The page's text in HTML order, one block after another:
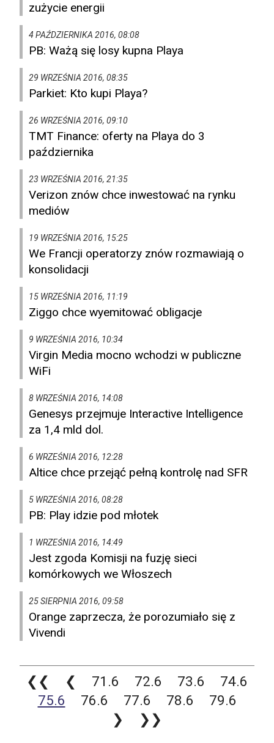
zużycie energii
4 PAŹDZIERNIKA 2016, 08:08
PB: Ważą się losy kupna Playa
29 WRZEŚNIA 2016, 08:35
Parkiet: Kto kupi Playa?
26 WRZEŚNIA 2016, 09:10
TMT Finance: oferty na Playa do 3
października
23 WRZEŚNIA 2016, 21:35
Verizon znów chce inwestować na rynku
mediów
19 WRZEŚNIA 2016, 15:25
We Francji operatorzy znów rozmawiają o
konsolidacji
15 WRZEŚNIA 2016, 11:19
Ziggo chce wyemitować obligacje
9 WRZEŚNIA 2016, 10:34
Virgin Media mocno wchodzi w publiczne
WiFi
8 WRZEŚNIA 2016, 14:08
Genesys przejmuje Interactive Intelligence
za 1,4 mld dol.
6 WRZEŚNIA 2016, 12:28
Altice chce przejąć pełną kontrolę nad SFR
5 WRZEŚNIA 2016, 08:28
PB: Play idzie pod młotek
1 WRZEŚNIA 2016, 14:49
Jest zgoda Komisji na fuzję sieci
komórkowych we Włoszech
25 SIERPNIA 2016, 09:58
Orange zaprzecza, że porozumiało się z
Vivendi
❮❮ ❮ 71.6 72.6 73.6
74.6
75.6
76.6 77.6 78.6
79.6
❯
❯❯